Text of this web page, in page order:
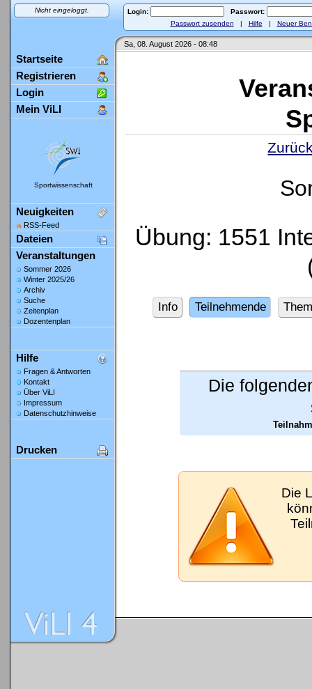
Nicht eingeloggt. Login:
Passwort:
Passwort zusenden | Hilfe | Neuer
Sa, 08. August 2026 - 08:48
Startseite
Registrieren
Login
Mein ViLI
Sportwissenschaft
Neuigkeiten
RSS-Feed
Dateien
Veranstaltungen
Sommer 2026
Winter 2025/26
Archiv
Suche
Zeitenplan
Dozentenplan
Hilfe
Fragen & Antworten
Kontakt
Über ViLI
Impressum
Datenschutzhinweise
Drucken
Übung: 1551
Info Teilnehmende
Die
Die